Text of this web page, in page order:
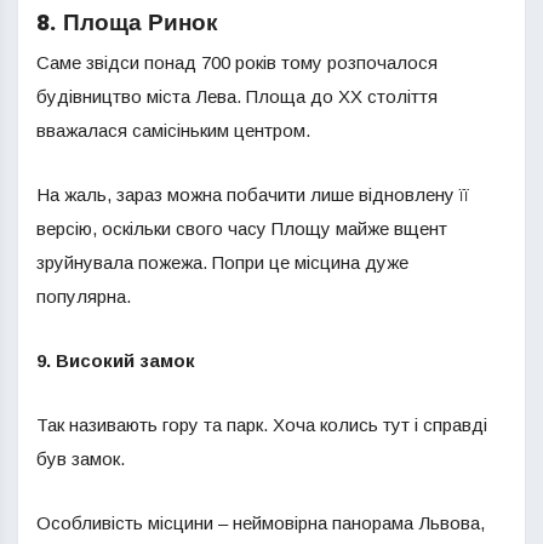
8. Площа Ринок
Саме звідси понад 700 років тому розпочалося
будівництво міста Лева. Площа до ХХ століття
вважалася самісіньким центром.
На жаль, зараз можна побачити лише відновлену її
версію, оскільки свого часу Площу майже вщент
зруйнувала пожежа. Попри це місцина дуже
популярна.
9. Високий замок
Так називають гору та парк. Хоча колись тут і справді
був замок.
Особливість місцини – неймовірна панорама Львова,